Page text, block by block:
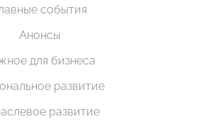
события
Анонсы
для бизнеса
развитие
развитие